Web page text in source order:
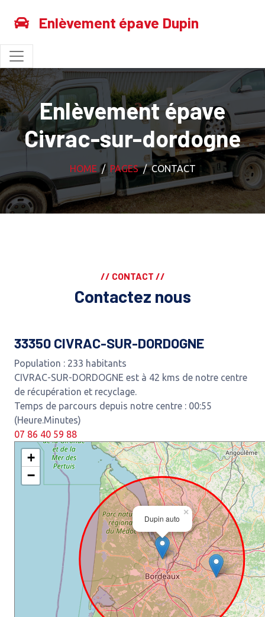
Enlèvement épave Dupin
Enlèvement épave
Civrac-sur-dordogne
HOME PAGES CONTACT
// CONTACT //
Contactez nous
33350 CIVRAC-SUR-DORDOGNE
Population : 233 habitants
CIVRAC-SUR-DORDOGNE est à 42 kms de notre centre
de récupération et recyclage.
Temps de parcours depuis notre centre : 00:55
(Heure.Minutes)
07 86 40 59 88
Dupin auto
×
+
−